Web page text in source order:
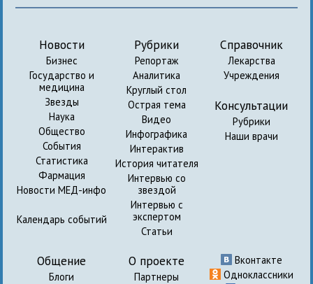
Новости
Бизнес
Государство и
медицина
Звезды
Наука
Общество
События
Статистика
Фармация
Новости МЕД-инфо
Календарь событий
Рубрики
Репортаж
Аналитика
Круглый стол
Острая тема
Видео
Инфографика
Интерактив
История читателя
Интервью со
звездой
Интервью с
экспертом
Статьи
Справочник
Лекарства
Учреждения
Консультации
Рубрики
Наши врачи
Общение
Блоги
О проекте
Партнеры
Вконтакте
Одноклассники